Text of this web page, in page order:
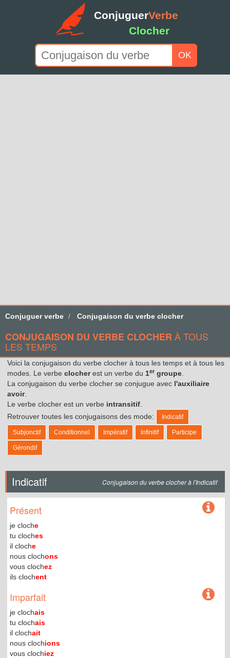
ConjuguerVerbe
Clocher
OK
Conjuguer verbe Conjugaison du verbe clocher
CONJUGAISON DU VERBE CLOCHER À TOUS
LES TEMPS
Voici la conjugaison du verbe clocher à tous les temps et à tous les
modes. Le verbe clocherest un verbe du 1er groupe
La conjugaison du verbe clocher se conjugue avec l'auxiliaire
avoir.
Le verbe clocher est un verbe intransitif
Retrouver toutes les conjugaisons des mode:
Indicatif
Subjonctif Conditionnel Impératif Infinitif Participe
Gérondif
Indicatif Conjugaison du verbe clocher à l'Indicatif
Présent
je cloche
tu cloches
il cloche
nous clochons
vous clochez
ils clochent
Imparfait
je clochais
tu clochais
il clochait
nous clochions
vous clochiez